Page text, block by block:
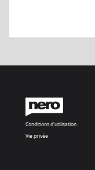
Conditions d'utilisation
Vie privée